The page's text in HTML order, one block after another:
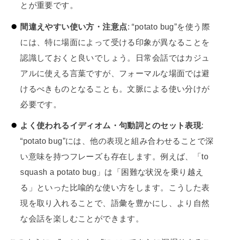
とが重要です。
間違えやすい使い方・注意点: “potato bug”を使う際
には、特に場面によって受ける印象が異なることを
認識しておくと良いでしょう。日常会話ではカジュ
アルに使える言葉ですが、フォーマルな場面では避
けるべきものとなることも。文脈による使い分けが
必要です。
よく使われるイディオム・句動詞とのセット表現:
“potato bug”には、他の表現と組み合わせることで深
い意味を持つフレーズも存在します。例えば、「to
squash a potato bug」は「困難な状況を乗り越え
る」といった比喩的な使い方をします。こうした表
現を取り入れることで、語彙を豊かにし、より自然
な会話を楽しむことができます。